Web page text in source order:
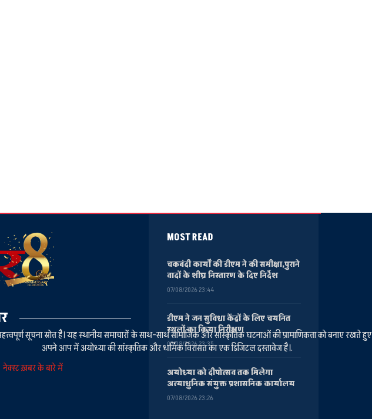
सूचना स्रोत है। यह स्थानीय समाचारों के साथ-साथ सामाजिक और सांस्कृतिक घटनाओं की प्रामाणिकता को बनाए रखते हुए
अपने आप में अयोध्या की सांस्कृतिक और धार्मिक विरासत का एक डिजिटल दस्तावेज है।.
नेक्स्ट ख़बर के बारे में
MOST READ
चकबंदी कार्यों की डीएम ने की समीक्षा,पुराने
वादों के शीघ्र निस्तारण के दिए निर्देश
07/08/2026 23:44
डीएम ने जन सुविधा केंद्रों के लिए चयनित
स्थलों का किया निरीक्षण
07/08/2026 23:35
अयोध्या को दीपोत्सव तक मिलेगा
अत्याधुनिक संयुक्त प्रशासनिक कार्यालय
07/08/2026 23:26